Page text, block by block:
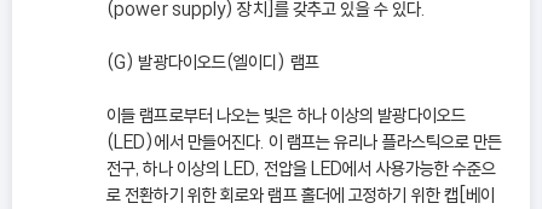
(power supply) 장치]를 갖추고 있을 수 있다.
(G) 발광다이오드(엘이디) 램프
이들 램프로부터 나오는 빛은 하나 이상의 발광다이오드
(LED)에서 만들어진다. 이 램프는 유리나 플라스틱으로 만든
전구, 하나 이상의 LED, 전압을 LED에서 사용가능한 수준으
로 전환하기 위한 회로와 램프 홀더에 고정하기 위한 캡[베이